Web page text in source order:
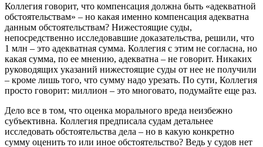
Коллегия говорит, что компенсация должна быть «адекватной
обстоятельствам» – но какая именно компенсация адекватна
данным обстоятельствам? Нижестоящие суды,
непосредственно исследовавшие доказательства, решили, что
1 млн – это адекватная сумма. Коллегия с этим не согласна, но
какая сумма, по ее мнению, адекватна – не говорит. Никаких
руководящих указаний нижестоящие суды от нее не получили
– кроме лишь того, что сумму надо урезать. По сути, Коллегия
просто говорит: миллион – это многовато, подумайте еще раз.
Дело все в том, что оценка морального вреда неизбежно
субъективна. Коллегия предписала судам детальнее
исследовать обстоятельства дела – но в какую конкретно
сумму оценить то или иное обстоятельство? Ведь у судов нет